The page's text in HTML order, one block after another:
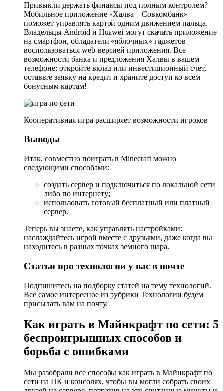
Привыкли держать финансы под полным контролем?
Мобильное приложение «Халва – Совкомбанк»
поможет управлять картой одним движением пальца.
Владельцы Android и Huawei могут скачать приложение
на смартфон, обладатели «яблочных» гаджетов —
воспользоваться web-версией приложения. Все
возможности банка и предложения Халвы в вашем
телефоне: откройте вклад или инвестиционный счет,
оставьте заявку на кредит и храните доступ ко всем
бонусным картам!
Кооперативная игра расширяет возможности игроков
Выводы
Итак, совместно поиграть в Minecraft можно
следующими способами:
создать сервер и подключиться по локальной сети
либо по интернету;
использовать готовый бесплатный или платный
сервер.
Теперь вы знаете, как управлять настройками:
наслаждайтесь игрой вместе с друзьями, даже когда вы
находитесь в разных точках земного шара.
Статьи про технологии у вас в почте
Подпишитесь на подборку статей на тему технологий.
Все самое интересное из рубрики Технологии будем
присылать вам на почту.
Как играть в Майнкрафт по сети: 5
беспроигрышных способов и
борьба с ошибками
Мы разобрали все способы как играть в Майнкрафт по
сети на ПК и консолях, чтобы вы могли собрать своих